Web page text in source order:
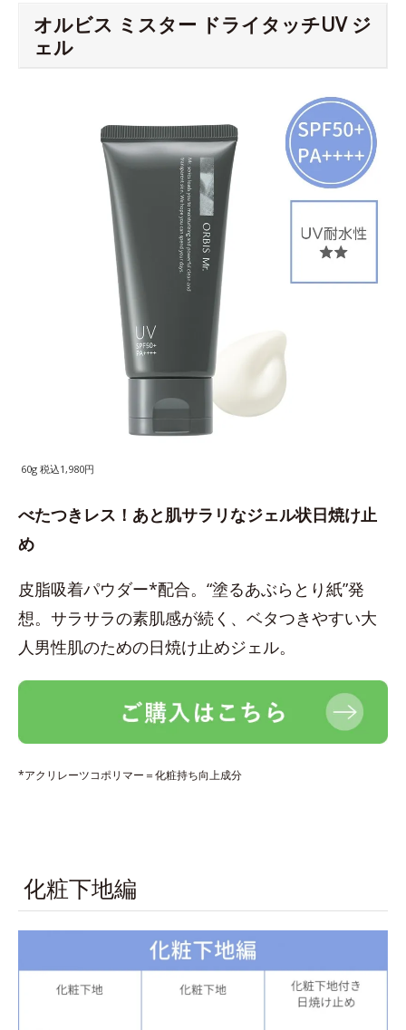
オルビス ミスター ドライタッチUV ジ
ェル
60g 税込1,980円
べたつきレス！あと肌サラリなジェル状日焼け止
め
皮脂吸着パウダー*配合。“塗るあぶらとり紙”発
想。サラサラの素肌感が続く、ベタつきやすい大
人男性肌のための日焼け止めジェル。
*アクリレーツコポリマー＝化粧持ち向上成分
化粧下地編